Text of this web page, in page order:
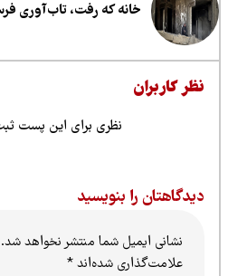
خانه که رفت، تاب‌آوری
کاربران
نظری برای این پست ثبت
را بنویسید
نشانی ایمیل شما منتشر نخواهد شد.
علامت‌گذاری شده‌اند*